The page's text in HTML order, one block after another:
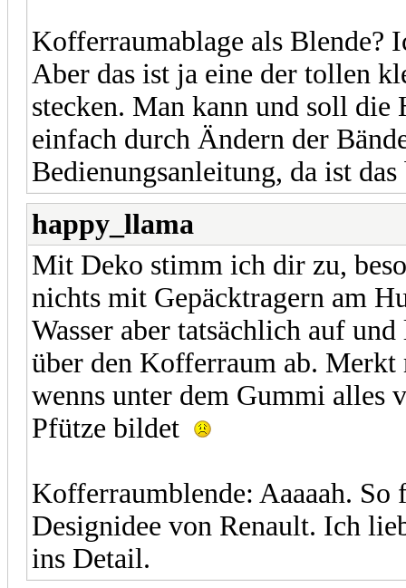
Kofferraumablage als Blende?
Aber das ist ja eine der tollen
stecken. Man kann und soll
einfach durch Ändern der
Bedienungsanleitung, da ist das
happy_llama
Mit Deko stimm ich dir zu,
nichts mit Gepäcktragern am
Wasser aber tatsächlich auf
über den Kofferraum ab. Merkt
wenns unter dem Gummi alles
Pfütze bildet
Kofferraumblende: Aaaaah.
Designidee von Renault. Ich
ins Detail.